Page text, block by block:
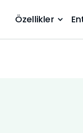
Özellikler